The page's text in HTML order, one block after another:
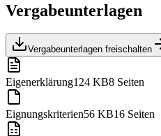
Vergabeunterlagen
Vergabeunterlagen freischalten
Eigenerklärung124 KB8 Seiten
Eignungskriterien56 KB16 Seiten